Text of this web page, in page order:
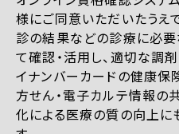
様にご同意いただいたうえ
診の結果などの診療に必
て確認・活用し、適切な調剤
イナンバーカードの健康保
方せん・電子カルテ情報の
化による医療の質の向上に